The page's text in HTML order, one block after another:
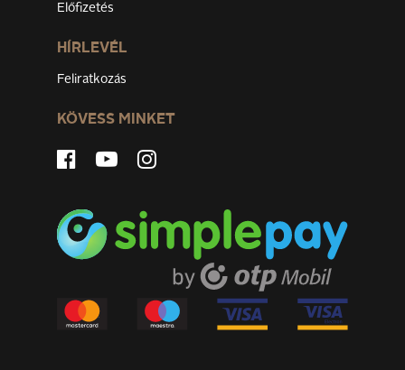
Előfizetés
HÍRLEVÉL
Feliratkozás
KÖVESS MINKET